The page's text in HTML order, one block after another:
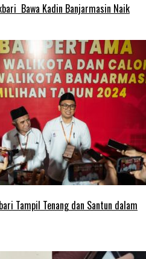
Bawa Kadin Banjarmasin Naik
Tampil Tenang dan Santun dalam